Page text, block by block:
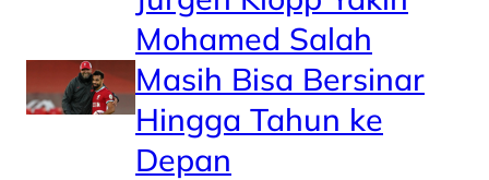
Mohamed Salah
Masih Bisa Bersinar
Hingga Tahun ke
Depan